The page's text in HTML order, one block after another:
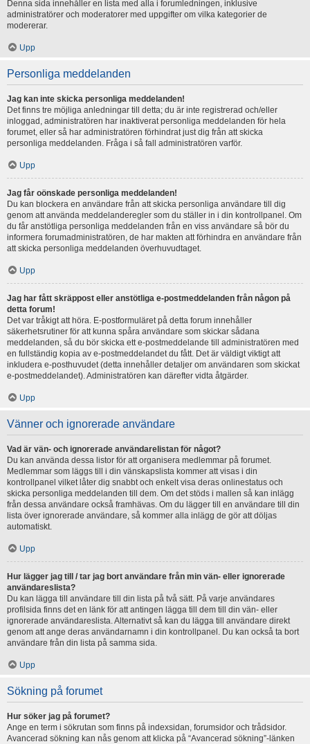
Denna sida innehåller en lista med alla i forumledningen, inklusive
administratörer och moderatorer med uppgifter om vilka kategorier de
modererar.
Upp
Personliga meddelanden
Jag kan inte skicka personliga meddelanden!
Det finns tre möjliga anledningar till detta; du är inte registrerad och/eller
inloggad, administratören har inaktiverat personliga meddelanden för hela
forumet, eller så har administratören förhindrat just dig från att skicka
personliga meddelanden. Fråga i så fall administratören varför.
Upp
Jag får oönskade personliga meddelanden!
Du kan blockera en användare från att skicka personliga användare till dig
genom att använda meddelanderegler som du ställer in i din kontrollpanel. Om
du får anstötliga personliga meddelanden från en viss användare så bör du
informera forumadministratören, de har makten att förhindra en användare från
att skicka personliga meddelanden överhuvudtaget.
Upp
Jag har fått skräppost eller anstötliga e-postmeddelanden från någon på
detta forum!
Det var tråkigt att höra. E-postformuläret på detta forum innehåller
säkerhetsrutiner för att kunna spåra användare som skickar sådana
meddelanden, så du bör skicka ett e-postmeddelande till administratören med
en fullständig kopia av e-postmeddelandet du fått. Det är väldigt viktigt att
inkludera e-posthuvudet (detta innehåller detaljer om användaren som skickat
e-postmeddelandet). Administratören kan därefter vidta åtgärder.
Upp
Vänner och ignorerade användare
Vad är vän- och ignorerade användarelistan för något?
Du kan använda dessa listor för att organisera medlemmar på forumet.
Medlemmar som läggs till i din vänskapslista kommer att visas i din
kontrollpanel vilket låter dig snabbt och enkelt visa deras onlinestatus och
skicka personliga meddelanden till dem. Om det stöds i mallen så kan inlägg
från dessa användare också framhävas. Om du lägger till en användare till din
lista över ignorerade användare, så kommer alla inlägg de gör att döljas
automatiskt.
Upp
Hur lägger jag till / tar jag bort användare från min vän- eller ignorerade
användareslista?
Du kan lägga till användare till din lista på två sätt. På varje användares
profilsida finns det en länk för att antingen lägga till dem till din vän- eller
ignorerade användareslista. Alternativt så kan du lägga till användare direkt
genom att ange deras användarnamn i din kontrollpanel. Du kan också ta bort
användare från din lista på samma sida.
Upp
Sökning på forumet
Hur söker jag på forumet?
Ange en term i sökrutan som finns på indexsidan, forumsidor och trådsidor.
Avancerad sökning kan nås genom att klicka på “Avancerad sökning”-länken